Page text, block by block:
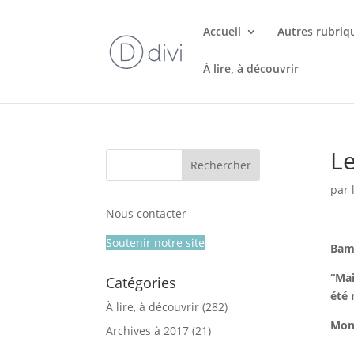
Accueil Autres
À lire, à découvrir
par
été
Nous contacter
Soutenir notre site
Catégories
À lire, à découvrir (282)
Archives à 2017 (21)